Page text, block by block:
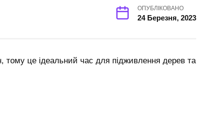
ОПУБЛІКОВАНО
24 Березня, 2023
тому це ідеальний час для підживлення дерев та